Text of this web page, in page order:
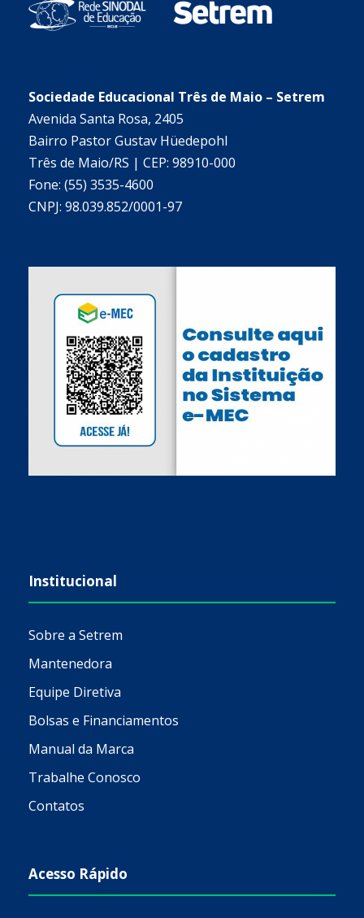
Sociedade Educacional Três de Maio – Setrem
Avenida Santa Rosa, 2405
Bairro Pastor Gustav Hüedepohl
Três de Maio/RS | CEP: 98910-000
Fone: (55) 3535-4600
CNPJ: 98.039.852/0001-97
Institucional
Sobre a Setrem
Mantenedora
Equipe Diretiva
Bolsas e Financiamentos
Manual da Marca
Trabalhe Conosco
Contatos
Acesso Rápido